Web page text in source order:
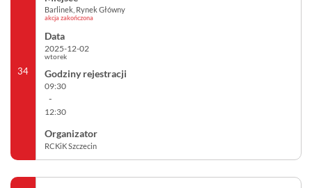
34
Barlinek, Rynek Główny
akcja zakończona
2025-12-02
wtorek
09:30
-
12:30
RCKiK Szczecin